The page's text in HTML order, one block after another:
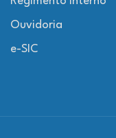
Ouvidoria
e-SIC